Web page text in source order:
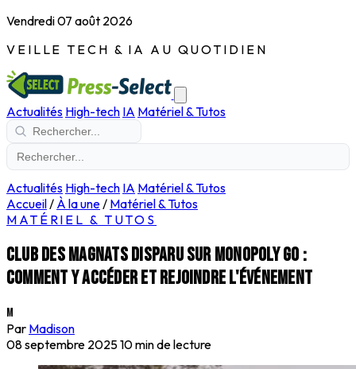
Vendredi 07 août 2026
VEILLE TECH & IA AU QUOTIDIEN
Actualités High-tech IA Matériel & Tutos
Actualités High-tech IA Matériel & Tutos
Accueil/ À la une/ Matériel & Tutos
MATÉRIEL & TUTOS
Club des magnats disparu sur Monopoly GO :
comment y accéder et rejoindre l'événement
M
Par Madison
08 septembre 202510 min de lecture